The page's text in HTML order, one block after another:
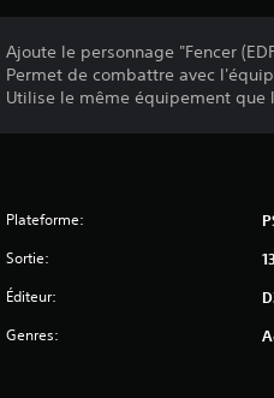
Ajoute le personnage "Fencer
Permet de combattre avec
Utilise le même équipement que
Plateforme:
Sortie:
Éditeur:
Genres: